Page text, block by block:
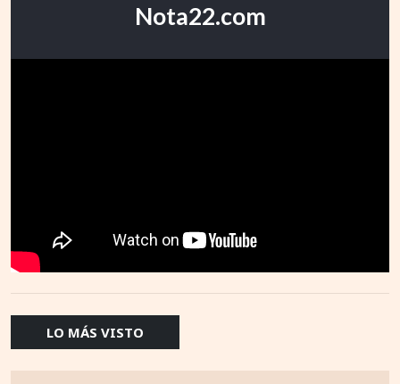
Nota22.com
LO MÁS VISTO